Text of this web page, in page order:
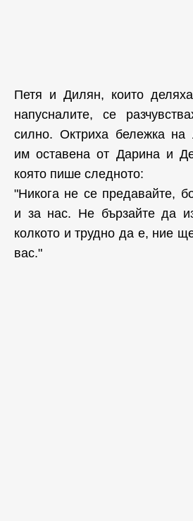
Петя и Дилян, които
напусналите, се
силно. Октриха бележка на
им оставена от Дарина и
която пише следното:
"Никога не се предавайте,
и за нас. Не бързайте да
колкото и трудно да е, ние
вас."